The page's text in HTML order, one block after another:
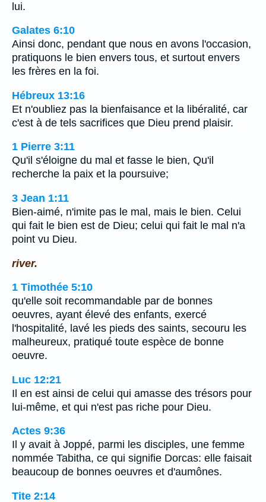
lui.
Galates 6:10
Ainsi donc, pendant que nous en avons l'occasion,
pratiquons le bien envers tous, et surtout envers
les frères en la foi.
Hébreux 13:16
Et n'oubliez pas la bienfaisance et la libéralité, car
c'est à de tels sacrifices que Dieu prend plaisir.
1 Pierre 3:11
Qu'il s'éloigne du mal et fasse le bien, Qu'il
recherche la paix et la poursuive;
3 Jean 1:11
Bien-aimé, n'imite pas le mal, mais le bien. Celui
qui fait le bien est de Dieu; celui qui fait le mal n'a
point vu Dieu.
river.
1 Timothée 5:10
qu'elle soit recommandable par de bonnes
oeuvres, ayant élevé des enfants, exercé
l'hospitalité, lavé les pieds des saints, secouru les
malheureux, pratiqué toute espèce de bonne
oeuvre.
Luc 12:21
Il en est ainsi de celui qui amasse des trésors pour
lui-même, et qui n'est pas riche pour Dieu.
Actes 9:36
Il y avait à Joppé, parmi les disciples, une femme
nommée Tabitha, ce qui signifie Dorcas: elle faisait
beaucoup de bonnes oeuvres et d'aumônes.
Tite 2:14